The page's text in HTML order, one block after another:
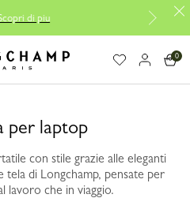
0
per laptop
con stile grazie alle eleganti
di Longchamp, pensate per
lavoro che in viaggio.